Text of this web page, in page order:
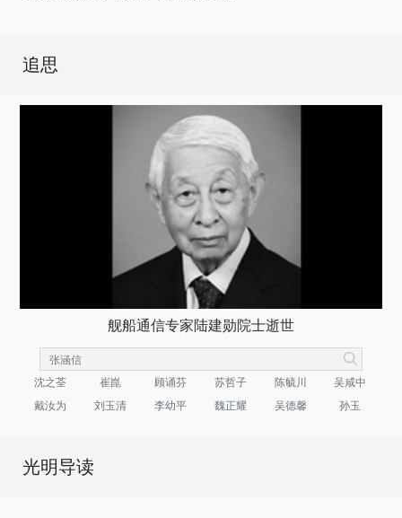
追思
舰船通信专家陆建勋院士逝世
沈之荃 崔崑 顾诵芬 苏哲子 陈毓川
吴咸中
戴汝为
刘玉清 李幼平 魏正耀 吴德馨 孙玉
光明导读